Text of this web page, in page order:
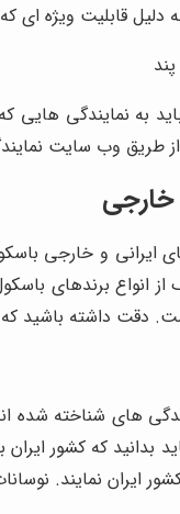
دلیل قابلیت ویژه
به نمایندگی هایی
وب سایت
خارجی
ایرانی و خارجی
انواع برندهای
دقت داشته باشید
های شناخته شده
بدانید که کشور
کشور ایران نمایند.